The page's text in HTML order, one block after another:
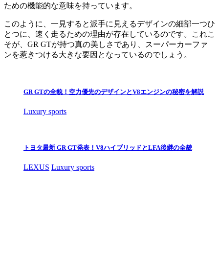
ための機能的な意味を持っています。
このように、一見すると派手に見えるデザインの細部一つひ
とつに、速く走るための理由が存在しているのです。これこ
そが、GR GTが持つ真の美しさであり、スーパーカーファ
ンを惹きつける大きな要因となっているのでしょう。
GR GTの全貌！空力優先のデザインとV8エンジンの秘密を解説
Luxury sports
トヨタ最新 GR GT発表！V8ハイブリッドとLFA後継の全貌
LEXUS Luxury sports